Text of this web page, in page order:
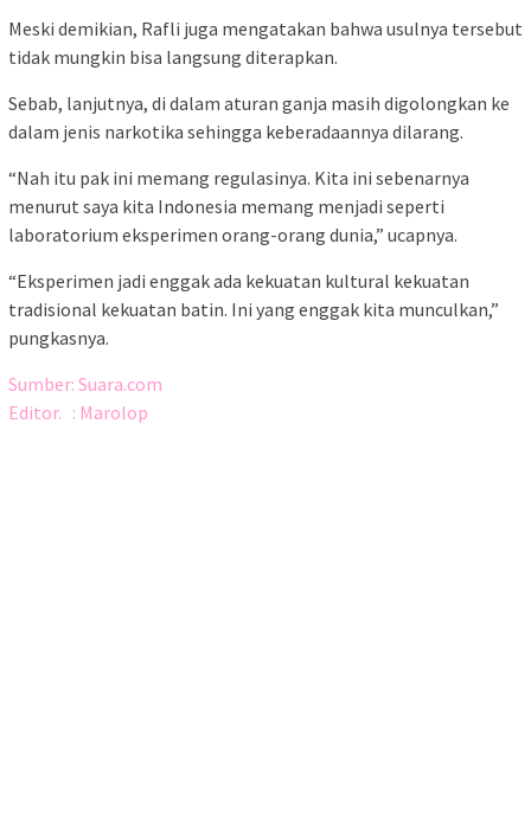
Meski demikian, Rafli juga mengatakan bahwa usulnya tersebut
tidak mungkin bisa langsung diterapkan.
Sebab, lanjutnya, di dalam aturan ganja masih digolongkan ke
dalam jenis narkotika sehingga keberadaannya dilarang.
“Nah itu pak ini memang regulasinya. Kita ini sebenarnya
menurut saya kita Indonesia memang menjadi seperti
laboratorium eksperimen orang-orang dunia,” ucapnya.
“Eksperimen jadi enggak ada kekuatan kultural kekuatan
tradisional kekuatan batin. Ini yang enggak kita munculkan,”
pungkasnya.
Sumber: Suara.com
Editor. : Marolop